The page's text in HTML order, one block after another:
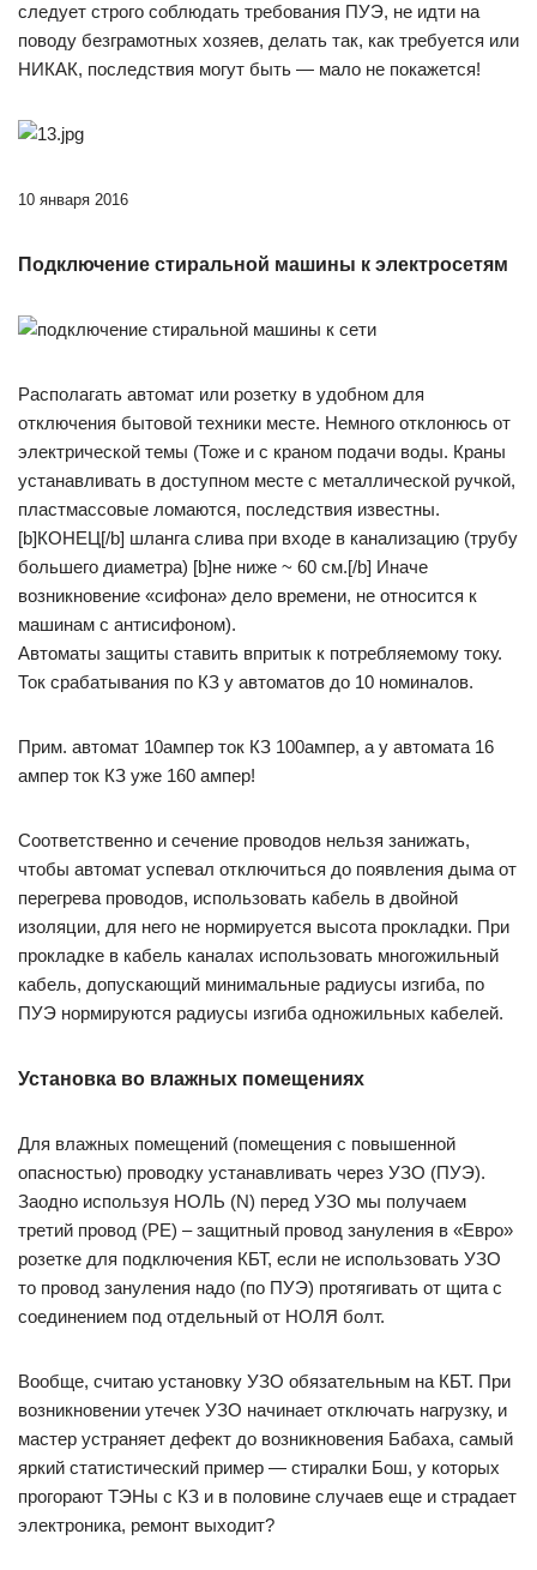
следует строго соблюдать требования ПУЭ, не идти на
поводу безграмотных хозяев, делать так, как требуется или
НИКАК, последствия могут быть — мало не покажется!
10 января 2016
Подключение стиральной машины к электросетям
Располагать автомат или розетку в удобном для
отключения бытовой техники месте. Немного отклонюсь от
электрической темы (Тоже и с краном подачи воды. Краны
устанавливать в доступном месте с металлической ручкой,
пластмассовые ломаются, последствия известны.
[b]КОНЕЦ[/b] шланга слива при входе в канализацию (трубу
большего диаметра) [b]не ниже ~ 60 см.[/b] Иначе
возникновение «сифона» дело времени, не относится к
машинам с антисифоном).
Автоматы защиты ставить впритык к потребляемому току.
Ток срабатывания по КЗ у автоматов до 10 номиналов.
Прим. автомат 10ампер ток КЗ 100ампер, а у автомата 16
ампер ток КЗ уже 160 ампер!
Соответственно и сечение проводов нельзя занижать,
чтобы автомат успевал отключиться до появления дыма от
перегрева проводов, использовать кабель в двойной
изоляции, для него не нормируется высота прокладки. При
прокладке в кабель каналах использовать многожильный
кабель, допускающий минимальные радиусы изгиба, по
ПУЭ нормируются радиусы изгиба одножильных кабелей.
Установка во влажных помещениях
Для влажных помещений (помещения с повышенной
опасностью) проводку устанавливать через УЗО (ПУЭ).
Заодно используя НОЛЬ (N) перед УЗО мы получаем
третий провод (PE) – защитный провод зануления в «Евро»
розетке для подключения КБТ, если не использовать УЗО
то провод зануления надо (по ПУЭ) протягивать от щита с
соединением под отдельный от НОЛЯ болт.
Вообще, считаю установку УЗО обязательным на КБТ. При
возникновении утечек УЗО начинает отключать нагрузку, и
мастер устраняет дефект до возникновения Бабаха, самый
яркий статистический пример — стиралки Бош, у которых
прогорают ТЭНы с КЗ и в половине случаев еще и страдает
электроника, ремонт выходит?